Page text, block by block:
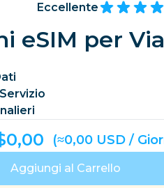
Costa d’Avorio
Dominica
Eccellente
eSIM per
0,00 (≈0,00 USD /
Aggiungi al Carrello